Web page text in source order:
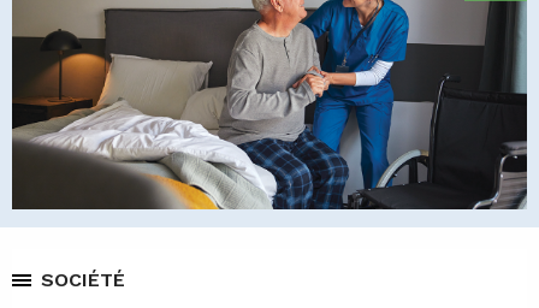
SOCIÉTÉ